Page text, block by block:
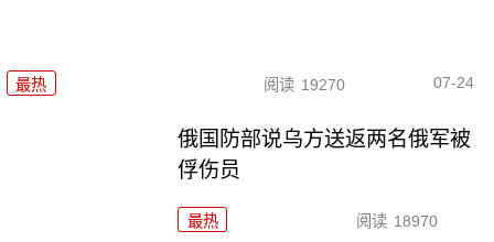
最热 阅读 19270 07-24
俄国防部说乌方送返两名俄军被
俘伤员
最热 阅读 18970